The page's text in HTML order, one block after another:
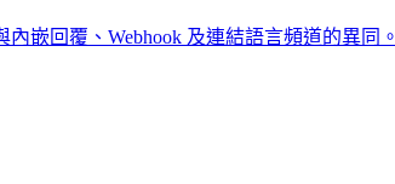
嵌回覆、Webhook 及連結語言頻道的異同。